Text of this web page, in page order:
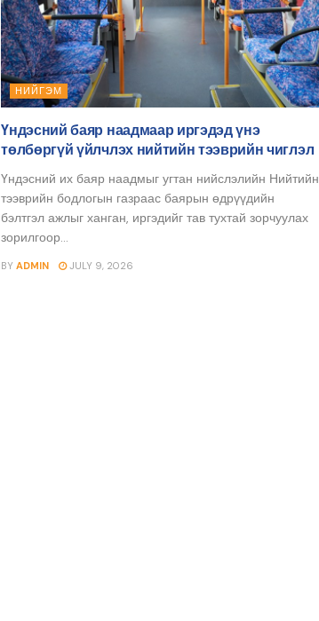
НИЙГЭМ
Үндэсний баяр наадмаар иргэдэд үнэ
төлбөргүй үйлчлэх нийтийн тээврийн чиглэл
Үндэсний их баяр наадмыг угтан нийслэлийн Нийтийн
тээврийн бодлогын газраас баярын өдрүүдийн
бэлтгэл ажлыг ханган, иргэдийг тав тухтай зорчуулах
зорилгоор...
BY ADMIN JULY 9, 2026